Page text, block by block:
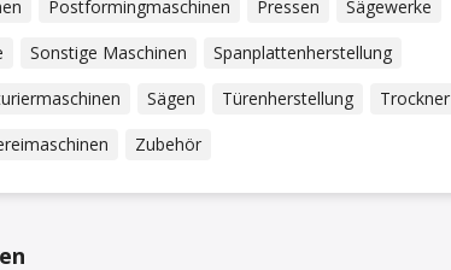
Postformingmaschinen Pressen
Sägewerke
Sonstige Maschinen
Spanplattenherstellung
Sägen Türenherstellung
Trockner
Zubehör